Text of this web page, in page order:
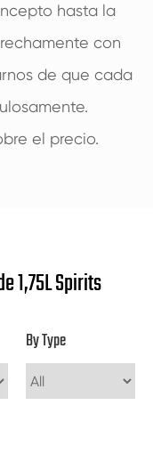
hasta la
con
de que cada
el precio.
1,75L Spirits
By Type